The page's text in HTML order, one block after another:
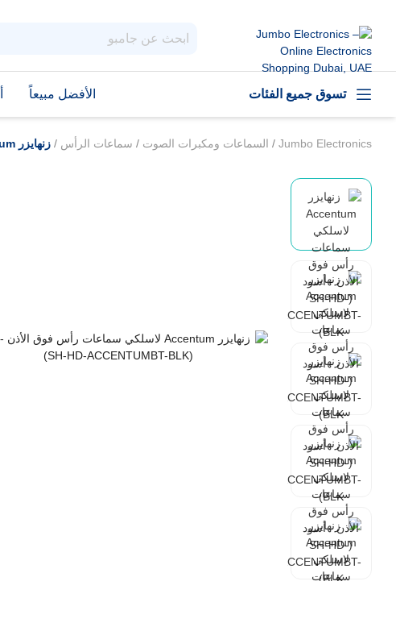
تسوق جميع الفئات الأفضل مبيعاً
Jumbo Electronics
/ السماعات ومكبرات الصوت / سماعات الرأس / زنهايزر Accentum لاسلكي سماعات رأس فوق الأذن - أسود (SH-HD-ACCENTUMBT-BLK)